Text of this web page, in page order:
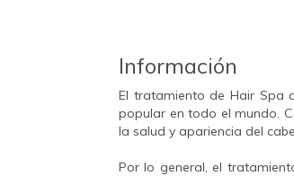
Información
El tratamiento de Hair Spa
popular en todo el mundo.
la salud y apariencia del
Por lo general, el